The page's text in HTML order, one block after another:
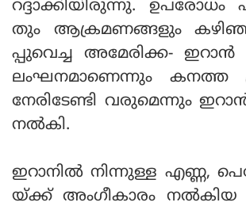
റദ്ദാക്കിയിരുന്നു. ഉപരോധം
തും ആക്രമണങ്ങളും
പ്പുവെച്ച അമേരിക്ക-
ലംഘനമാണെന്നും കനത്ത
നേരിടേണ്ടി വരുമെന്നും
നല്‍കി.
ഇറാനില്‍ നിന്നുള്ള എണ്ണ,
യ്ക്ക് അംഗീകാരം നല്‍കിയ